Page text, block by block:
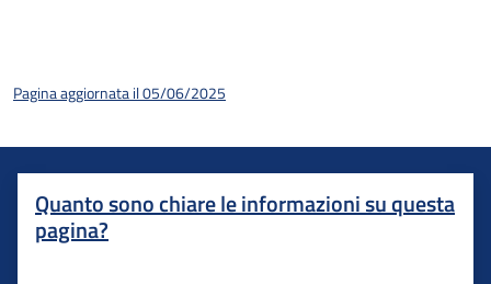
Pagina aggiornata il 05/06/2025
Quanto sono chiare le informazioni su questa
pagina?